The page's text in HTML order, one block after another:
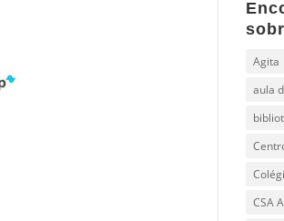
Agita
aula
CSA